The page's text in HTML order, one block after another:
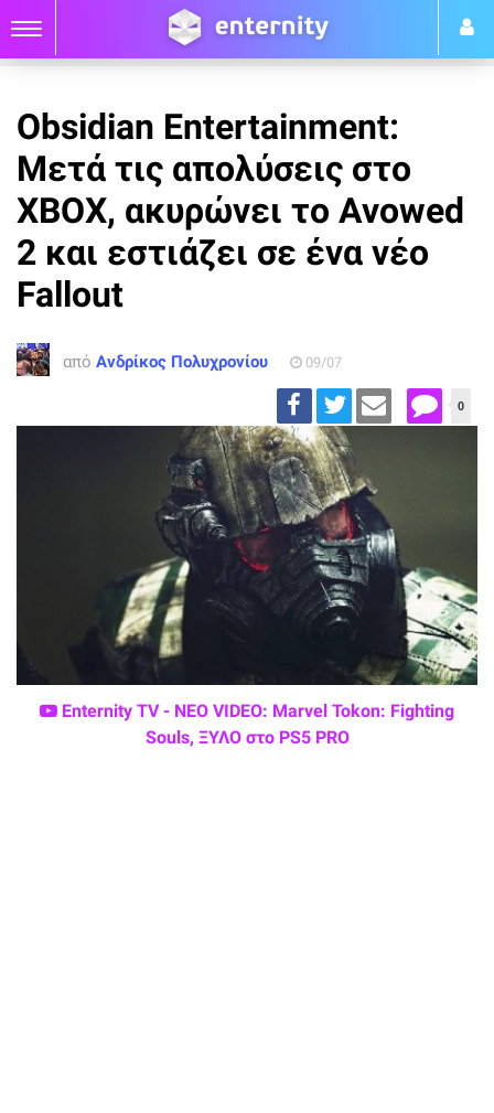
Obsidian Entertainment:
Μετά τις απολύσεις στο
XBOX, ακυρώνει το Avowed
2 και εστιάζει σε ένα νέο
Fallout
από Ανδρίκος Πολυχρονίου 09/07
0
Enternity TV - ΝΕΟ VIDEO: Marvel Tokon: Fighting
Souls, ΞΥΛΟ στο PS5 PRO